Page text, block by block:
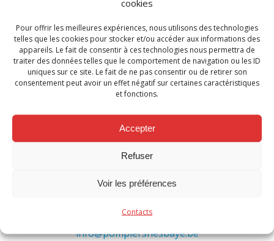
cookies
Pour offrir les meilleures expériences, nous utilisons des technologies
telles que les cookies pour stocker et/ou accéder aux informations des
appareils. Le fait de consentir à ces technologies nous permettra de
traiter des données telles que le comportement de navigation ou les ID
uniques sur ce site. Le fait de ne pas consentir ou de retirer son
consentement peut avoir un effet négatif sur certaines caractéristiques
et fonctions.
Accepter
Refuser
Voir les préférences
Contacts
Categories: Actualité
Tags: No Tag
Post
navigation
Previous post
Post
navigation
Next post
Comments are closed
Urgence formez le 112Administratif : 019/60.54.20
info@pompiershesbaye.be